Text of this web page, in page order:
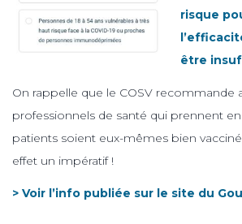
risque
être
On rappelle que le COSV recommande
professionnels de santé qui prennent
patients soient eux-mêmes bien
effet un impératif !
> Voir l’info publiée sur le site du